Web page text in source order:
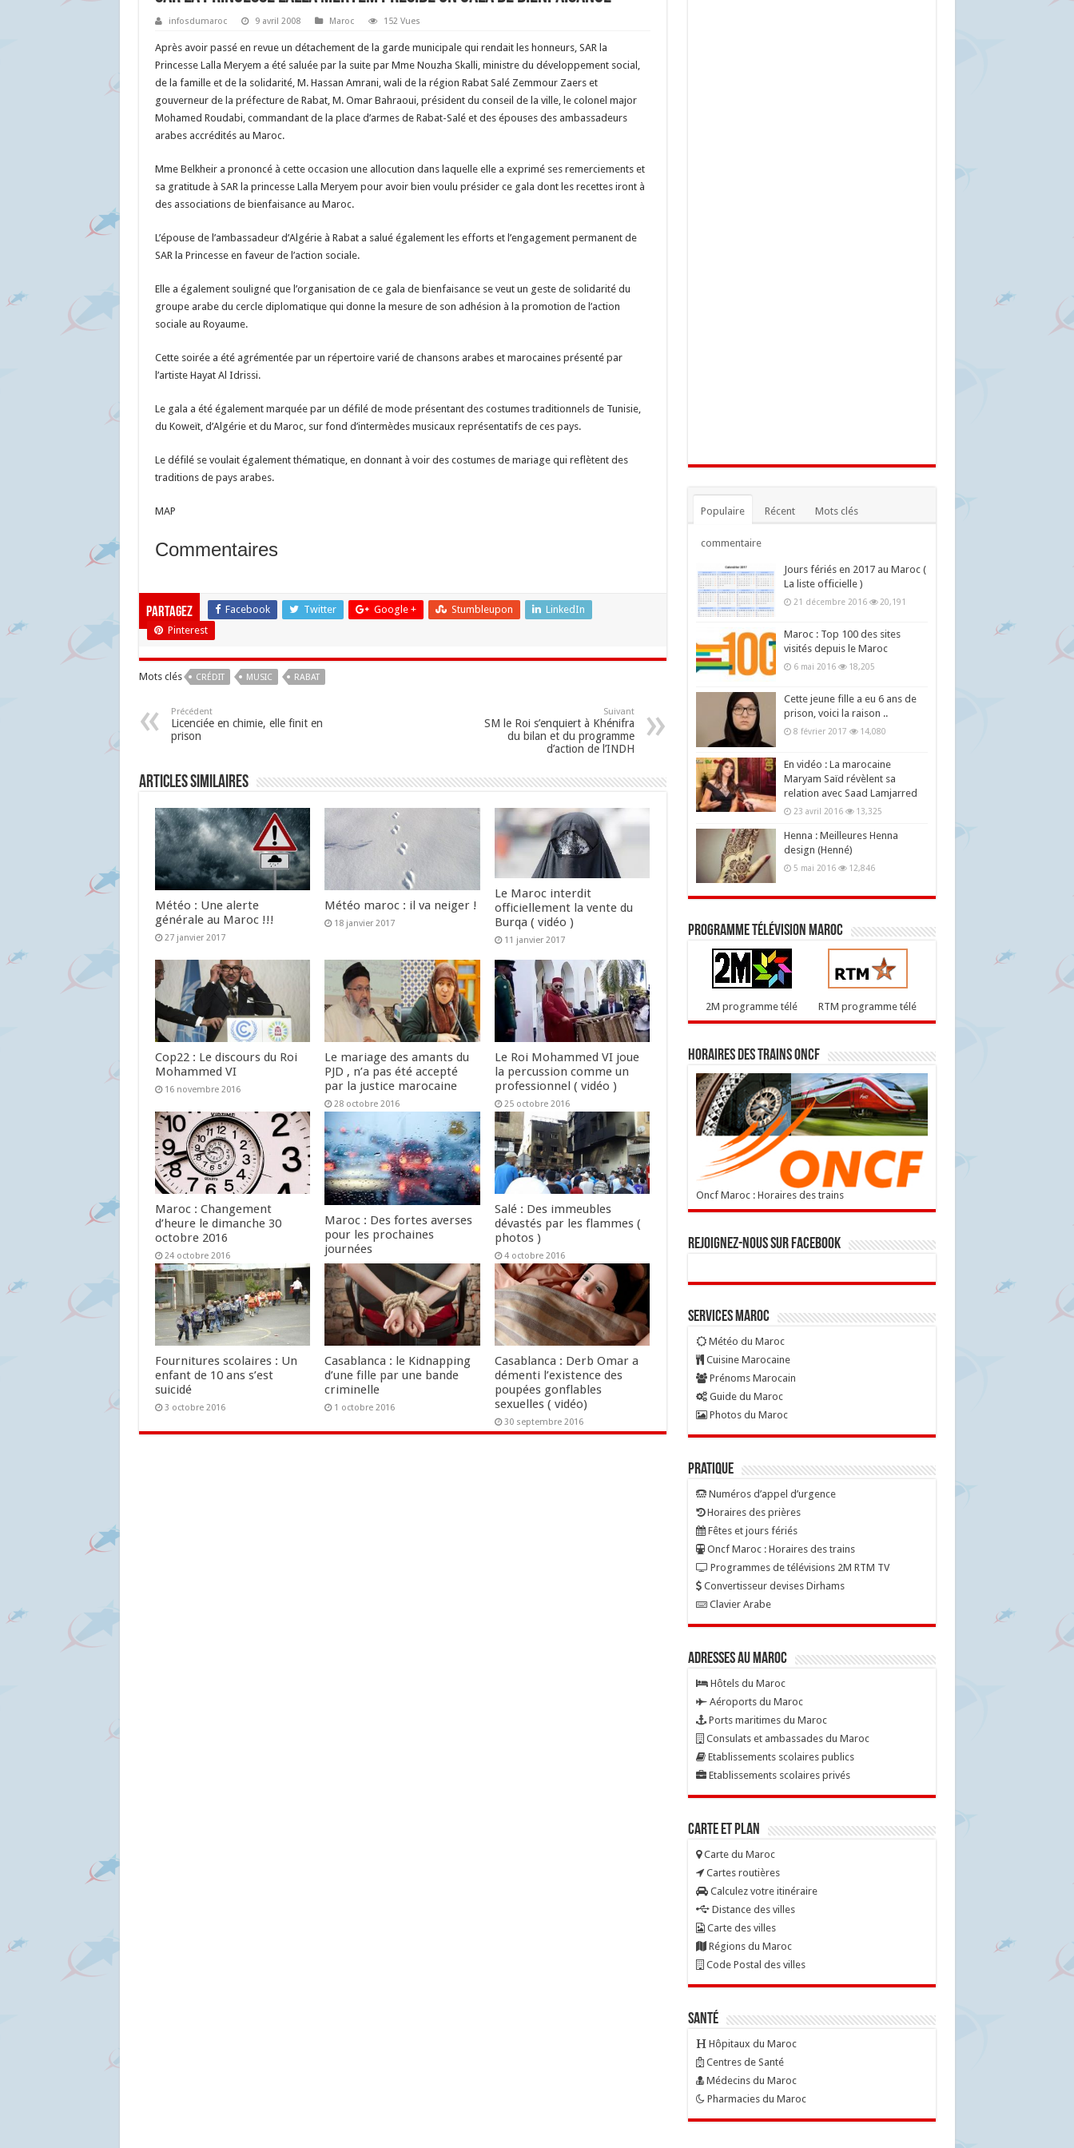
infosdumaroc 9 avril 2008 Maroc 152 Vues
Après avoir passé en revue un détachement de la garde municipale qui rendait les honneurs, SAR la
Princesse Lalla Meryem a été saluée par la suite par Mme Nouzha Skalli, ministre du développement social,
de la famille et de la solidarité, M. Hassan Amrani, wali de la région Rabat Salé Zemmour Zaers et
gouverneur de la préfecture de Rabat, M. Omar Bahraoui, président du conseil de la ville, le colonel major
Mohamed Roudabi, commandant de la place d’armes de Rabat-Salé et des épouses des ambassadeurs
arabes accrédités au Maroc.
Mme Belkheir a prononcé à cette occasion une allocution dans laquelle elle a exprimé ses remerciements et
sa gratitude à SAR la princesse Lalla Meryem pour avoir bien voulu présider ce gala dont les recettes iront à
des associations de bienfaisance au Maroc.
L’épouse de l’ambassadeur d’Algérie à Rabat a salué également les efforts et l’engagement permanent de
SAR la Princesse en faveur de l’action sociale.
Elle a également souligné que l’organisation de ce gala de bienfaisance se veut un geste de solidarité du
groupe arabe du cercle diplomatique qui donne la mesure de son adhésion à la promotion de l’action
sociale au Royaume.
Cette soirée a été agrémentée par un répertoire varié de chansons arabes et marocaines présenté par
l’artiste Hayat Al Idrissi.
Le gala a été également marquée par un défilé de mode présentant des costumes traditionnels de Tunisie,
du Koweït, d’Algérie et du Maroc, sur fond d’intermèdes musicaux représentatifs de ces pays.
Le défilé se voulait également thématique, en donnant à voir des costumes de mariage qui reflètent des
traditions de pays arabes.
MAP
Commentaires
Partagez Facebook Twitter Google + Stumbleupon
LinkedIn
Pinterest
Mots clés CRÉDIT MUSIC RABAT
Précédent
Licenciée en chimie, elle finit en
prison
Suivant
SM le Roi s’enquiert à Khénifra
du bilan et du programme
d’action de l’INDH
Articles similaires
Météo : Une alerte
générale au Maroc !!!
27 janvier 2017
Météo maroc : il va neiger !
18 janvier 2017
Le Maroc interdit
officiellement la vente du
Burqa ( vidéo )
11 janvier 2017
Cop22 : Le discours du Roi
Mohammed VI
16 novembre 2016
Le mariage des amants du
PJD , n’a pas été accepté
par la justice marocaine
28 octobre 2016
Le Roi Mohammed VI joue
la percussion comme un
professionnel ( vidéo )
25 octobre 2016
Maroc : Changement
d’heure le dimanche 30
octobre 2016
24 octobre 2016
Maroc : Des fortes averses
pour les prochaines
journées
24 octobre 2016
Salé : Des immeubles
dévastés par les flammes (
photos )
4 octobre 2016
Fournitures scolaires : Un
enfant de 10 ans s’est
suicidé
3 octobre 2016
Casablanca : le Kidnapping
d’une fille par une bande
criminelle
1 octobre 2016
Casablanca : Derb Omar a
démenti l’existence des
poupées gonflables
sexuelles ( vidéo)
30 septembre 2016
Populaire Récent Mots clés
commentaire
Jours fériés en 2017 au Maroc (
La liste officielle )
21 décembre 2016 20,191
Maroc : Top 100 des sites
visités depuis le Maroc
6 mai 2016 18,205
Cette jeune fille a eu 6 ans de
prison, voici la raison ..
8 février 2017 14,080
En vidéo : La marocaine
Maryam Saïd révèlent sa
relation avec Saad Lamjarred
23 avril 2016 13,325
Henna : Meilleures Henna
design (Henné)
5 mai 2016 12,846
Programme télévision maroc
2M programme télé RTM programme télé
Horaires des trains ONCF
Oncf Maroc : Horaires des trains
Rejoignez-nous sur Facebook
Services Maroc
Météo du Maroc
Cuisine Marocaine
Prénoms Marocain
Guide du Maroc
Photos du Maroc
Pratique
Numéros d’appel d’urgence
Horaires des prières
Fêtes et jours fériés
Oncf Maroc : Horaires des trains
Programmes de télévisions 2M RTM TV
Convertisseur devises Dirhams
Clavier Arabe
Adresses au Maroc
Hôtels du Maroc
Aéroports du Maroc
Ports maritimes du Maroc
Consulats et ambassades du Maroc
Etablissements scolaires publics
Etablissements scolaires privés
Carte et Plan
Carte du Maroc
Cartes routières
Calculez votre itinéraire
Distance des villes
Carte des villes
Régions du Maroc
Code Postal des villes
Santé
Hôpitaux du Maroc
Centres de Santé
Médecins du Maroc
Pharmacies du Maroc